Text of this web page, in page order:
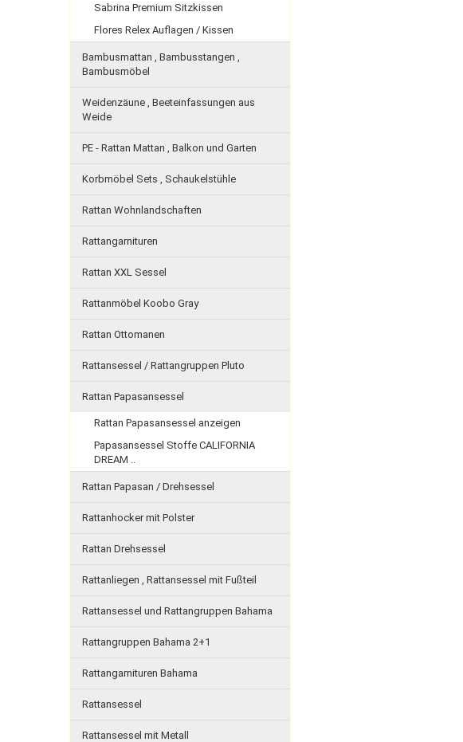
Sabrina Premium Sitzkissen
Flores Relex Auflagen / Kissen
Bambusmattan , Bambusstangen ,
Bambusmöbel
Weidenzäune , Beeteinfassungen aus
Weide
PE - Rattan Mattan , Balkon und Garten
Korbmöbel Sets , Schaukelstühle
Rattan Wohnlandschaften
Rattangarnituren
Rattan XXL Sessel
Rattanmöbel Koobo Gray
Rattan Ottomanen
Rattansessel / Rattangruppen Pluto
Rattan Papasansessel
Rattan Papasansessel anzeigen
Papasansessel Stoffe CALIFORNIA
DREAM ..
Rattan Papasan / Drehsessel
Rattanhocker mit Polster
Rattan Drehsessel
Rattanliegen , Rattansessel mit Fußteil
Rattansessel und Rattangruppen Bahama
Rattangruppen Bahama 2+1
Rattangarnituren Bahama
Rattansessel
Rattansessel mit Metall